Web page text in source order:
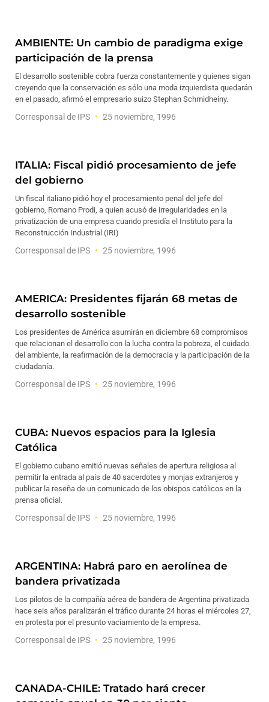
AMBIENTE: Un cambio de paradigma exige
participación de la prensa
El desarrollo sostenible cobra fuerza constantemente y quienes sigan
creyendo que la conservación es sólo una moda izquierdista quedarán
en el pasado, afirmó el empresario suizo Stephan Schmidheiny.
Corresponsal de IPS 25 noviembre, 1996
ITALIA: Fiscal pidió procesamiento de jefe
del gobierno
Un fiscal italiano pidió hoy el procesamiento penal del jefe del
gobierno, Romano Prodi, a quien acusó de irregularidades en la
privatización de una empresa cuando presidía el Instituto para la
Reconstrucción Industrial (IRI)
Corresponsal de IPS 25 noviembre, 1996
AMERICA: Presidentes fijarán 68 metas de
desarrollo sostenible
Los presidentes de América asumirán en diciembre 68 compromisos
que relacionan el desarrollo con la lucha contra la pobreza, el cuidado
del ambiente, la reafirmación de la democracia y la participación de la
ciudadanía.
Corresponsal de IPS 25 noviembre, 1996
CUBA: Nuevos espacios para la Iglesia
Católica
El gobierno cubano emitió nuevas señales de apertura religiosa al
permitir la entrada al país de 40 sacerdotes y monjas extranjeros y
publicar la reseña de un comunicado de los obispos católicos en la
prensa oficial.
Corresponsal de IPS 25 noviembre, 1996
ARGENTINA: Habrá paro en aerolínea de
bandera privatizada
Los pilotos de la compañía aérea de bandera de Argentina privatizada
hace seis años paralizarán el tráfico durante 24 horas el miércoles 27,
en protesta por el presunto vaciamiento de la empresa.
Corresponsal de IPS 25 noviembre, 1996
CANADA-CHILE: Tratado hará crecer